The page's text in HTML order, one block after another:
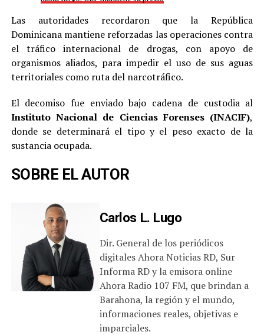
Las autoridades recordaron que la República
Dominicana mantiene reforzadas las operaciones contra
el tráfico internacional de drogas, con apoyo de
organismos aliados, para impedir el uso de sus aguas
territoriales como ruta del narcotráfico.
El decomiso fue enviado bajo cadena de custodia al
Instituto Nacional de Ciencias Forenses (INACIF),
donde se determinará el tipo y el peso exacto de la
sustancia ocupada.
SOBRE EL AUTOR
Carlos L. Lugo
Dir. General de los periódicos
digitales Ahora Noticias RD, Sur
Informa RD y la emisora online
Ahora Radio 107 FM, que brindan a
Barahona, la región y el mundo,
informaciones reales, objetivas e
imparciales.